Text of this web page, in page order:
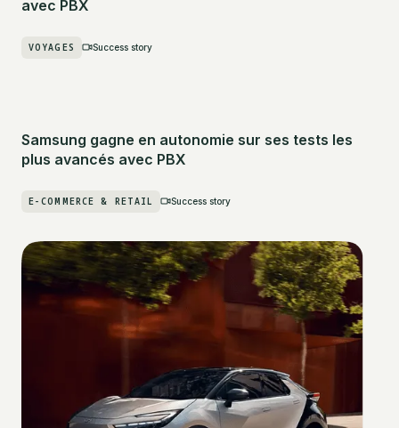
avec PBX
VOYAGES Success story
Samsung gagne en autonomie sur ses tests les
plus avancés avec PBX
E-COMMERCE & RETAIL Success story